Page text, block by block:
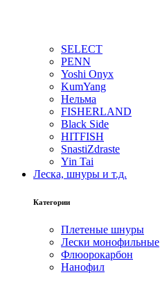
SELECT
PENN
Yoshi Onyx
KumYang
Нельма
FISHERLAND
Black Side
HITFISH
SnastiZdraste
Yin Tai
Леска, шнуры и т.д.
Категории
Плетеные шнуры
Лески монофильные
Флюорокарбон
Нанофил